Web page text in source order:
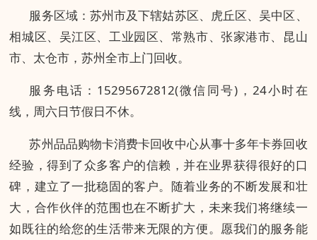
服务区域：苏州市及下辖姑苏区、虎丘区、吴中区、
相城区、吴江区、工业园区、常熟市、张家港市、昆山
市、太仓市，苏州全市上门回收。
服务电话：15295672812(微信同号)，24小时在
线，周六日节假日不休。
苏州品品购物卡消费卡回收中心从事十多年卡券回收
经验，得到了众多客户的信赖，并在业界获得很好的口
碑，建立了一批稳固的客户。随着业务的不断发展和壮
大，合作伙伴的范围也在不断扩大，未来我们将继续一
如既往的给您的生活带来无限的方便。愿我们的服务能